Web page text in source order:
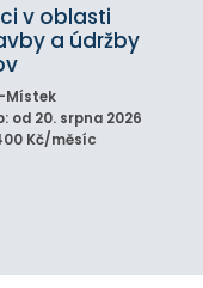
v oblasti
a údržby
Místek
od 20. srpna 2026
Kč/měsíc